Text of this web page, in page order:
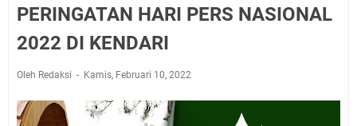
PERINGATAN HARI PERS NASIONAL
2022 DI KENDARI
Oleh Redaksi Kamis, Februari 10, 2022